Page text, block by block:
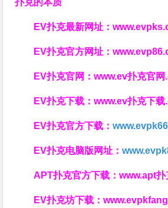
EV扑克最新网址：
EV扑克官方网址：
EV扑克官网：www.ev扑克官网
EV扑克下载：www.ev扑克下载
EV扑克官方下载：
EV扑克电脑版网址：
APT扑克官方下载：www.apt
EV扑克坊下载：